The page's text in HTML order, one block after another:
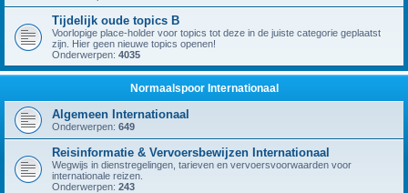
Tijdelijk oude topics B
Voorlopige place-holder voor topics tot deze in de juiste categorie geplaatst
zijn. Hier geen nieuwe topics openen!
Onderwerpen: 4035
Normaalspoor Internationaal
Algemeen Internationaal
Onderwerpen: 649
Reisinformatie & Vervoersbewijzen Internationaal
Wegwijs in dienstregelingen, tarieven en vervoersvoorwaarden voor
internationale reizen.
Onderwerpen: 243